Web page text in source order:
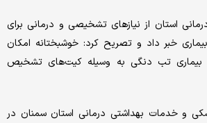
استان از نیازهای تشخیصی و درمانی برای
خبر داد و تصریح کرد: خوشبختانه امکان
بیماری تب دنگی به وسیله کیت‌های تشخیص
و خدمات بهداشتی درمانی استان سمنان در